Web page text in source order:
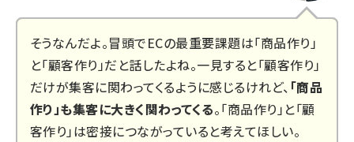
そうなんだよ。冒頭でECの最重要課題は「商品作り」
と「顧客作り」だと話したよね。一見すると「顧客作り」
だけが集客に関わってくるように感じるけれど、 「商品
作り」も集客に大きく関わってくる。「商品作り」と「顧
客作り」は密接につながっていると考えてほしい。